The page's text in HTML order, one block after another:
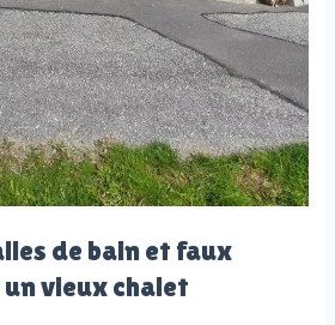
de bain et faux
vieux chalet